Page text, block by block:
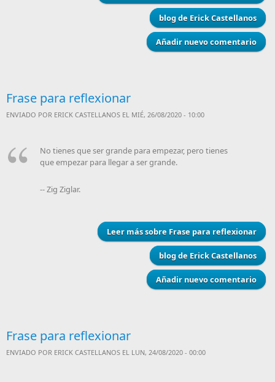
blog de Erick Castellanos
Añadir nuevo comentario
Frase para reflexionar
ENVIADO POR ERICK CASTELLANOS EL MIÉ, 26/08/2020 - 10:00
No tienes que ser grande para empezar, pero tienes
que empezar para llegar a ser grande.
-- Zig Ziglar.
Leer mássobre Frase para reflexionar
blog de Erick Castellanos
Añadir nuevo comentario
Frase para reflexionar
ENVIADO POR ERICK CASTELLANOS EL LUN, 24/08/2020 - 00:00